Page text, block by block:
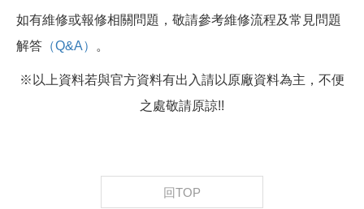
如有維修或報修相關問題，敬請參考維修流程及常見問題
解答 （Q&A） 。
※以上資料若與官方資料有出入請以原廠資料為主，不便
之處敬請原諒!!
回TOP